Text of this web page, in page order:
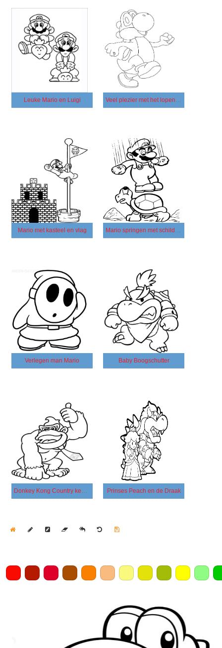
Leuke Mario en Luigi Veel plezier met het lopen van Yoshi
Mario met kasteel en vlag Mario springen met schildpad
Verlegen man Mario Baby Boogschutter
Donkey Kong Country keert terug Prinses Peach en de Draak